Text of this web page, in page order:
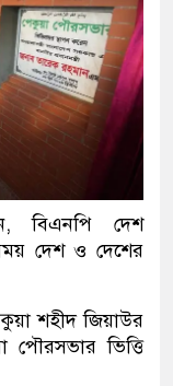
বিএনপি দেশ
দেশ ও দেশের
শহীদ জিয়াউর
ভিত্তি